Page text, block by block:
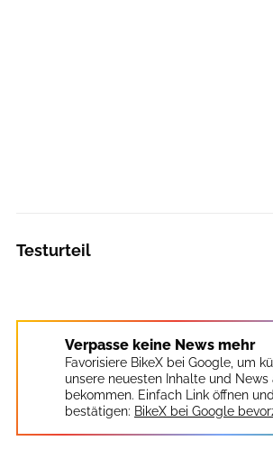
Testurteil
Verpasse keine News mehr
Favorisiere BikeX bei Google, um
unsere neuesten Inhalte und
bekommen. Einfach Link öffnen
bestätigen: BikeX bei Google